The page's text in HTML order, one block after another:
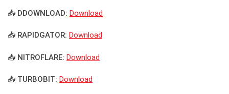
📥 DDOWNLOAD: Download
📥 RAPIDGATOR: Download
📥 NITROFLARE: Download
📥 TURBOBIT: Download